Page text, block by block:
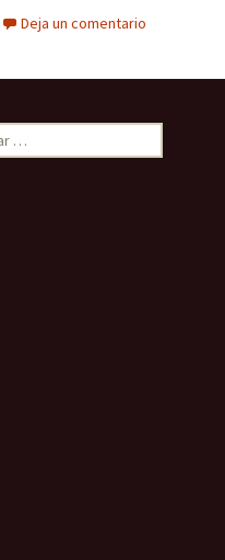
Deja un comentario